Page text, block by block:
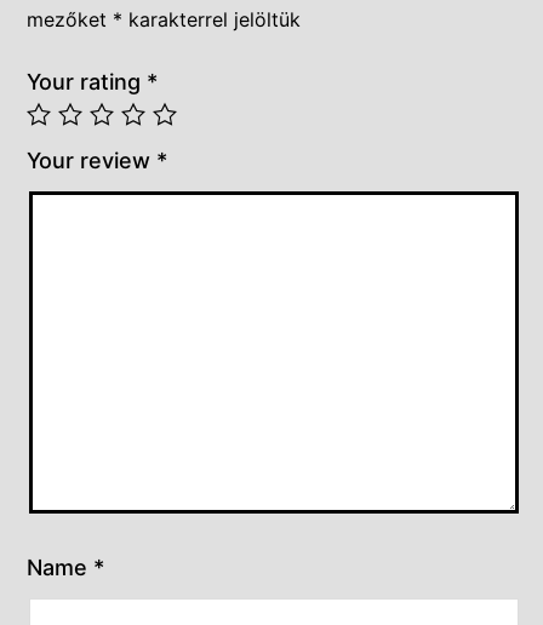
mezőket * karakterrel jelöltük
Your rating *
Your review *
Name *